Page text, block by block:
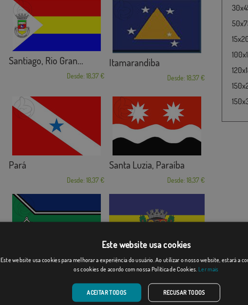
Santiago, Rio Gran...
Desde: 18,37 €
Itamarandiba
Desde: 18,37 €
Pará
Desde: 18,37 €
Santa Luzia, Paraíba
Desde: 18,37 €
Amapá Bicas
Desde: 18,37 €
Este website usa cookies
Este website usa cookies para melhorar a experiência do usuário. Ao utilizar o nosso website, estará a
os cookies de acordo com nossa Política de Cookies. Ler mais
ACEITAR TODOS RECUSAR TODOS